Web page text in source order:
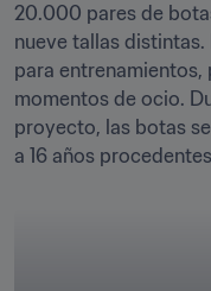
20.000 pares de
nueve tallas
para
momentos de ocio.
proyecto, las botas
a 16 años